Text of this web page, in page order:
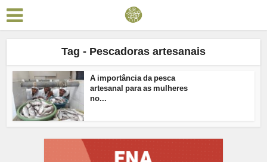
Tag - Pescadoras artesanais
A importância da pesca
artesanal para as mulheres
no...